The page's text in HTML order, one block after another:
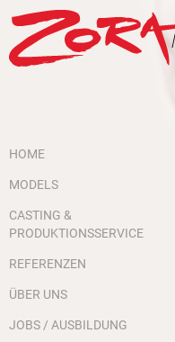
HOME
MODELS
CASTING &
PRODUKTIONSSERVICE
REFERENZEN
ÜBER UNS
JOBS / AUSBILDUNG